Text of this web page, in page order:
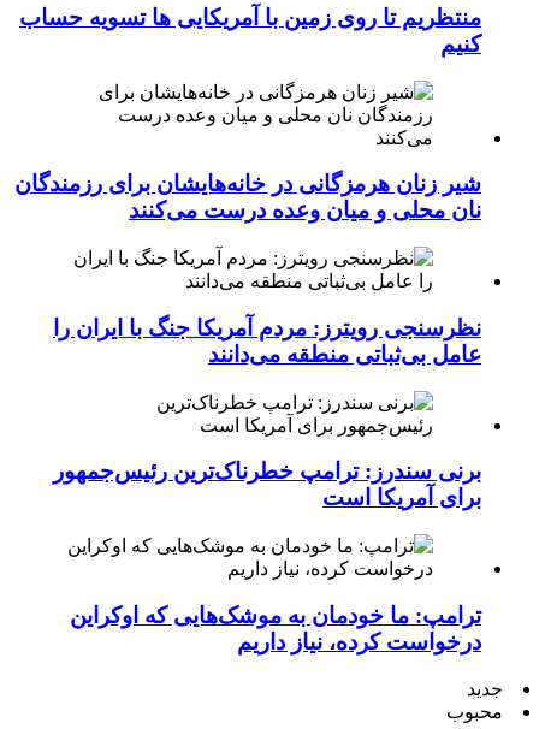
منتظریم تا روی زمین با آمریکایی ها تسویه حساب
کنیم
شیر زنان هرمزگانی در خانه‌هایشان برای رزمندگان
نان محلی و میان وعده درست می‌کنند
نظرسنجی رویترز: مردم آمریکا جنگ با ایران را
عامل بی‌ثباتی منطقه می‌دانند
برنی سندرز: ترامپ خطرناک‌ترین رئیس‌جمهور
برای آمریکا است
ترامپ: ما خودمان به موشک‌هایی که اوکراین
درخواست کرده، نیاز داریم
جدید
محبوب